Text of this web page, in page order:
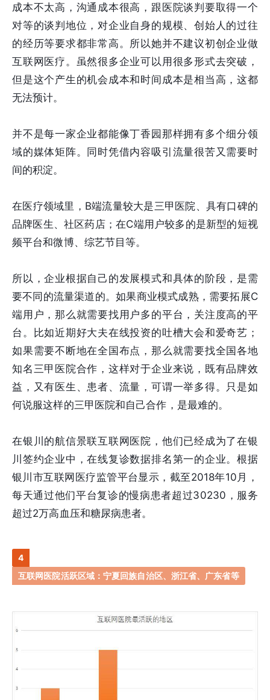
成本不太高，沟通成本很高，跟医院谈判要取得一个
对等的谈判地位，对企业自身的规模、创始人的过往
的经历等要求都非常高。所以她并不建议初创企业做
互联网医疗。虽然很多企业可以用很多形式去突破，
但是这个产生的机会成本和时间成本是相当高，这都
无法预计。
并不是每一家企业都能像丁香园那样拥有多个细分领
域的媒体矩阵。同时凭借内容吸引流量很苦又需要时
间的积淀。
在医疗领域里，B端流量较大是三甲医院、具有口碑的
品牌医生、社区药店；在C端用户较多的是新型的短视
频平台和微博、综艺节目等。
所以，企业根据自己的发展模式和具体的阶段，是需
要不同的流量渠道的。如果商业模式成熟，需要拓展C
端用户，那么就需要找用户多的平台，关注度高的平
台。比如近期好大夫在线投资的吐槽大会和爱奇艺；
如果需要不断地在全国布点，那么就需要找全国各地
知名三甲医院合作，这样对于企业来说，既有品牌效
益，又有医生、患者、流量，可谓一举多得。只是如
何说服这样的三甲医院和自己合作，是最难的。
在银川的航信景联互联网医院，他们已经成为了在银
川签约企业中，在线复诊数据排名第一的企业。根据
银川市互联网医疗监管平台显示，截至2018年10月，
每天通过他们平台复诊的慢病患者超过30230，服务
超过2万高血压和糖尿病患者。
4
互联网医院活跃区域：宁夏回族自治区、浙江省、广东省等